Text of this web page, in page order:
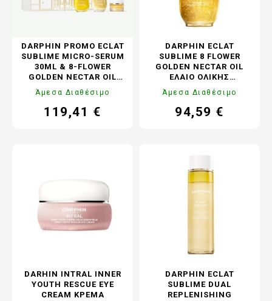
DARPHIN PROMO ECLAT
SUBLIME MICRO-SERUM
30ML & 8-FLOWER
GOLDEN NECTAR OIL
30ML & AROMATIC
CLEANSING BALM WITH
ROSEWOOD 5ML
Άμεσα Διαθέσιμο
Τιμή
119,41 €
DARPHIN ECLAT
SUBLIME 8 FLOWER
GOLDEN NECTAR OIL
ΈΛΑΙΟ ΟΛΙΚΉΣ
ΑΝΤΙΓΉΡΑΝΣΗΣ, 30ML
Άμεσα Διαθέσιμο
Τιμή
94,59 €
DARHIN INTRAL INNER
YOUTH RESCUE EYE
CREAM ΚΡΈΜΑ
DARPHIN ECLAT
SUBLIME DUAL
REPLENISHING